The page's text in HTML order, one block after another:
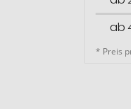
ab
* Preis